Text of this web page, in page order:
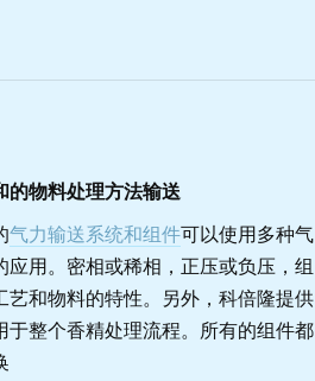
的物料处理方法输送
气力输送系统和组件可以使用多种气
用。密相或稀相，正压或负压，组
艺和物料的特性。另外，科倍隆提供
于整个香精处理流程。所有的组件都